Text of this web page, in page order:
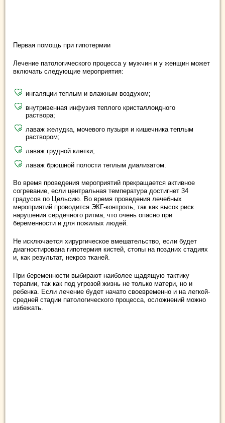
Первая помощь при гипотермии
Лечение патологического процесса у мужчин и у женщин может
включать следующие мероприятия:
ингаляции теплым и влажным воздухом;
внутривенная инфузия теплого кристаллоидного
раствора;
лаваж желудка, мочевого пузыря и кишечника теплым
раствором;
лаваж грудной клетки;
лаваж брюшной полости теплым диализатом.
Во время проведения мероприятий прекращается активное
согревание, если центральная температура достигнет 34
градусов по Цельсию. Во время проведения лечебных
мероприятий проводится ЭКГ-контроль, так как высок риск
нарушения сердечного ритма, что очень опасно при
беременности и для пожилых людей.
Не исключается хирургическое вмешательство, если будет
диагностирована гипотермия кистей, стопы на поздних стадиях
и, как результат, некроз тканей.
При беременности выбирают наиболее щадящую тактику
терапии, так как под угрозой жизнь не только матери, но и
ребенка. Если лечение будет начато своевременно и на легкой-
средней стадии патологического процесса, осложнений можно
избежать.